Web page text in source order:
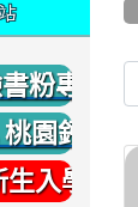
粉專
園鈣
入學